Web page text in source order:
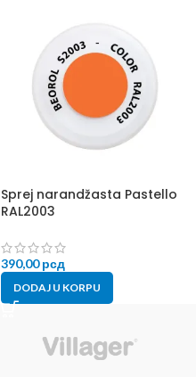
Sprej narandžasta Pastello
RAL2003
390,00рсд
DODAJ U KORPU